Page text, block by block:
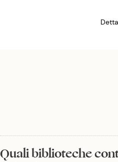
Quali biblioteche